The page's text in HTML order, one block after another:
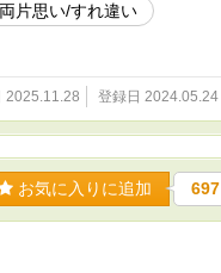
夜。 それになぜか結婚後も
てくれただけで十分です。も
ですが。 あなたも妹がいい
両片思い/すれ違い
2025.11.28 登録日 2024.05.24
お気に入りに追加 697